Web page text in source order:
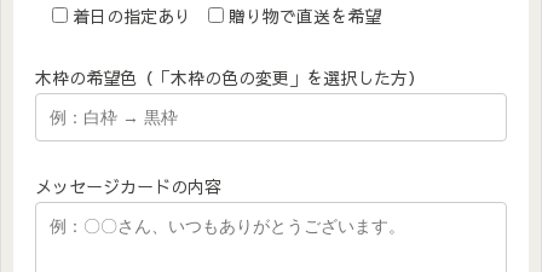
着日の指定あり
贈り物で直送を希望
木枠の希望色（「木枠の色の変更」を選択した方）
メッセージカードの内容